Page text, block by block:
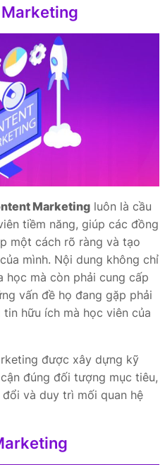
Marketing luôn là cầu
tiềm năng, giúp các đồng
một cách rõ ràng và tạo
mình. Nội dung không chỉ
học mà còn phải cung cấp
vấn đề họ đang gặp phải
hữu ích mà học viên của
được xây dựng kỹ
đúng đối tượng mục tiêu,
và duy trì mối quan hệ